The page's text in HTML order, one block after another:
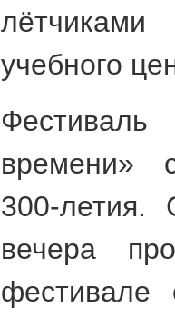
учебного
времени»
300-летия.
вечера
фестивале